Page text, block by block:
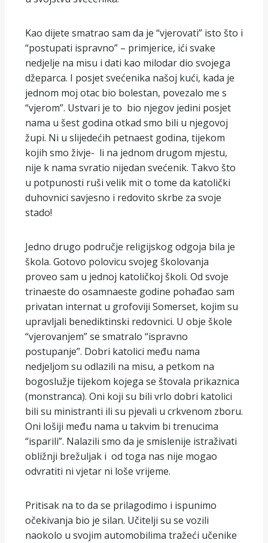
Kao dijete smatrao sam da je “vjerovati” isto što i
“postupati ispravno” – primjerice, ići svake
nedjelje na misu i dati kao milodar dio svojega
džeparca. I posjet svećenika našoj kući, kada je
jednom moj otac bio bolestan, povezalo me s
“vjerom”. Ustvari je to bio njegov jedini posjet
nama u šest godina otkad smo bili u njegovoj
župi. Ni u slijedećih petnaest godina, tijekom
kojih smo živje- li na jednom drugom mjestu,
nije k nama svratio nijedan svećenik. Takvo što
u potpunosti ruši velik mit o tome da katolički
duhovnici savjesno i redovito skrbe za svoje
stado!
Jedno drugo područje religijskog odgoja bila je
škola. Gotovo polovicu svojeg školovanja
proveo sam u jednoj katoličkoj školi. Od svoje
trinaeste do osamnaeste godine pohađao sam
privatan internat u grofoviji Somerset, kojim su
upravljali benediktinski redovnici. U obje škole
“vjerovanjem” se smatralo “ispravno
postupanje”. Dobri katolici među nama
nedjeljom su odlazili na misu, a petkom na
bogoslužje tijekom kojega se štovala prikaznica
(monstranca). Oni koji su bili vrlo dobri katolici
bili su ministranti ili su pjevali u crkvenom zboru.
Oni lošiji među nama u takvim bi trenucima
“isparili”. Nalazili smo da je smislenije istraživati
obližnji brežuljak i od toga nas nije mogao
odvratiti ni vjetar ni loše vrijeme.
Pritisak na to da se prilagodimo i ispunimo
očekivanja bio je silan. Učitelji su se vozili
naokolo u svojim automobilima tražeći učenike